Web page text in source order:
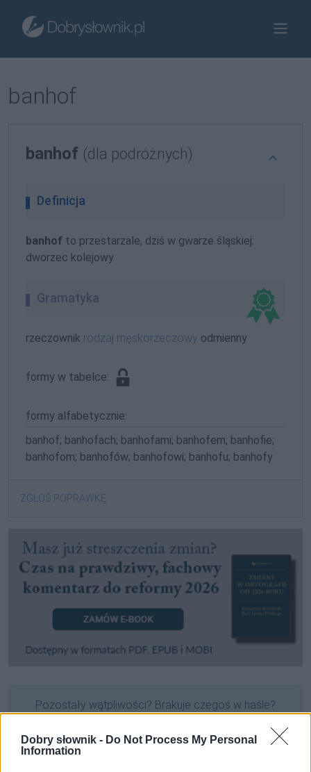
Dobry słownik - Do Not Process My Personal
Information
banhof
banhof (dla podróżnych)
Definicja
banhof to przestarzale, dziś w gwarze śląskiej:
dworzec kolejowy
Gramatyka
rzeczownik rodzaj męskorzeczowy odmienny
formy w tabelce:
formy alfabetycznie:
banhof; banhofach; banhofami; banhofem; banhofie;
banhofom; banhofów; banhofowi; banhofu; banhofy
ZGŁOŚ POPRAWKĘ
Pozostały wątpliwości? Brakuje czegoś w haśle?